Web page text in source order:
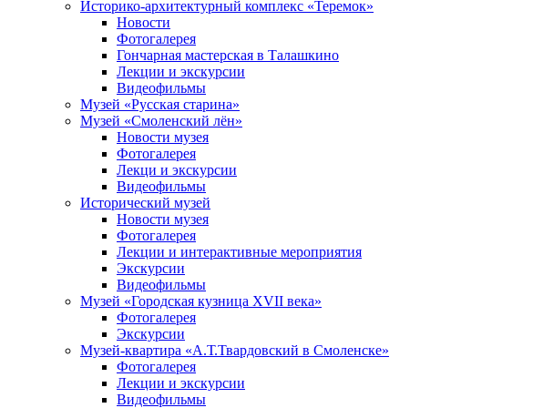
Историко-архитектурный комплекс «Теремок»
Новости
Фотогалерея
Гончарная мастерская в Талашкино
Лекции и экскурсии
Видеофильмы
Музей «Русская старина»
Музей «Смоленский лён»
Новости музея
Фотогалерея
Лекци и экскурсии
Видеофильмы
Исторический музей
Новости музея
Фотогалерея
Лекции и интерактивные мероприятия
Экскурсии
Видеофильмы
Музей «Городская кузница XVII века»
Фотогалерея
Экскурсии
Музей-квартира «А.Т.Твардовский в Смоленске»
Фотогалерея
Лекции и экскурсии
Видеофильмы